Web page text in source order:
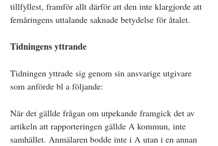
tillfyllest, framför allt därför att den inte klargjorde att
femåringens uttalande saknade betydelse för åtalet.
Tidningens yttrande
Tidningen yttrade sig genom sin ansvarige utgivare
som anförde bl a följande:
När det gällde frågan om utpekande framgick det av
artikeln att rapporteringen gällde A kommun, inte
samhället. Anmälaren bodde inte i A utan i en annan